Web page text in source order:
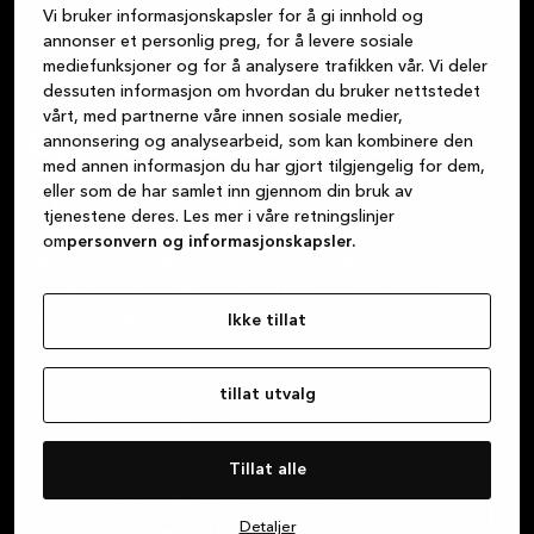
Vi bruker informasjonskapsler for å gi innhold og
annonser et personlig preg, for å levere sosiale
mediefunksjoner og for å analysere trafikken vår. Vi deler
dessuten informasjon om hvordan du bruker nettstedet
vårt, med partnerne våre innen sosiale medier,
annonsering og analysearbeid, som kan kombinere den
med annen informasjon du har gjort tilgjengelig for dem,
eller som de har samlet inn gjennom din bruk av
tjenestene deres. Les mer i våre retningslinjer
ompersonvern og informasjonskapsler.
Ikke tillat
tillat utvalg
Tillat alle
Detaljer
å kjøpe skapet.
Gjør-det-selv-baderom –
Spørsmål og svar
kunder som er midt oppi installasjon av et Kvik-
Hva er den ideelle høyden for en vask?
Hva er den ideelle posisjonen å sette